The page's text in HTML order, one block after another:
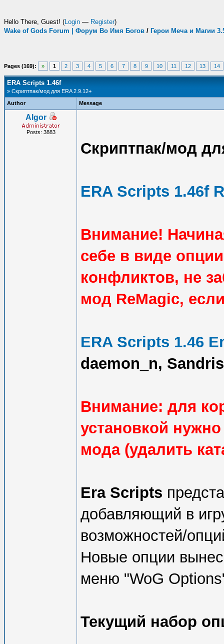
Hello There, Guest! (Login — Register)
Wake of Gods Forum | Форум Во Имя Богов / Герои Меча и Магии
Pages (169): » 1 2 3 4 5 6 7 8 9 10 11 12 13 14
ERA Scripts 1.46f
» Скриптпак/мод для ERA 2.9.12+
Author
Message
Algor
Posts: 3883
Скриптпак/мод
ERA Scripts 1.46f
Внимание!
себе в виде
конфликтов, не
мод ReMagic,
ERA Scripts 1.46
daemon_n,
Внимание: для
установкой
мода (удалить
Era Scripts
добавляющий в
возможностей/
Новые опции
меню "WoG
Текущий набор